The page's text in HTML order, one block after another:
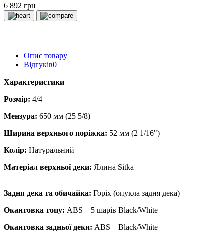
6 892 грн
Опис товару
Відгуків0
Характеристики
Розмір: 4/4
Мензура: 650 мм (25 5/8)
Ширина верхнього поріжка: 52 мм (2 1/16")
Колір: Натуральний
Матеріал верхньої деки: Ялина Sitka
Задня дека та обичайка: Горіх (опукла задня дека)
Окантовка топу: ABS – 5 шарів Black/White
Окантовка задньої деки: ABS – Black/White